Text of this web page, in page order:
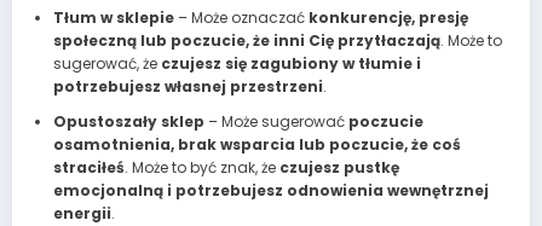
Tłum w sklepie– Może oznaczać konkurencję, presję
społeczną lub poczucie, że inni Cię przytłaczają. Może to
sugerować, że czujesz się zagubiony w tłumie i
potrzebujesz własnej przestrzeni.
Opustoszały sklep – Może sugerować poczucie
osamotnienia, brak wsparcia lub poczucie, że coś
straciłeś. Może to być znak, że czujesz pustkę
emocjonalną i potrzebujesz odnowienia wewnętrznej
energii.